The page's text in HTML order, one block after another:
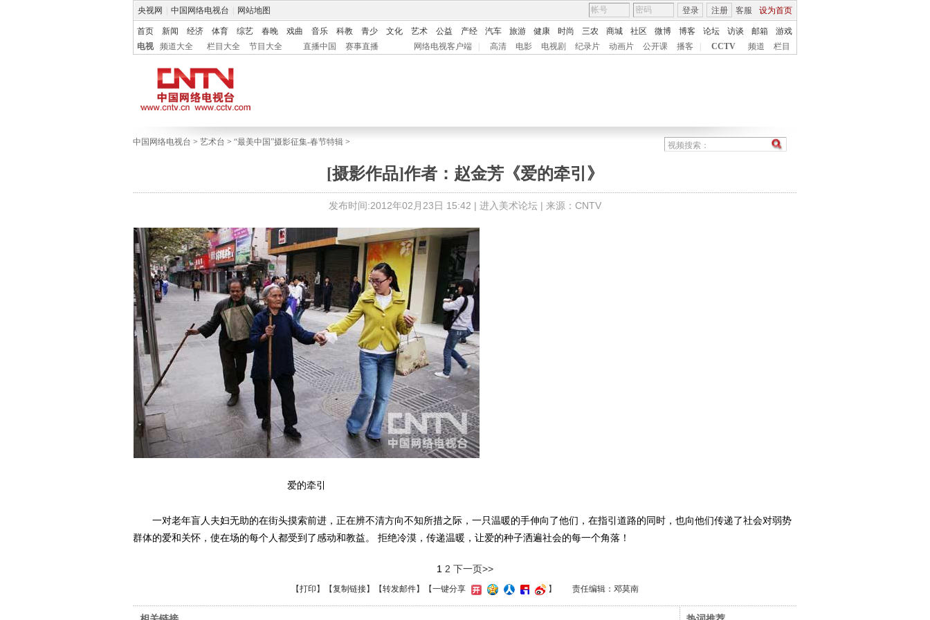
央视网 中国网络电视台 网站地图 客服 设为首页
登录 注册
首页 新闻 经济 体育 综艺 春晚 戏曲 音乐 科教 青少 文化 艺术 公益 产经 汽车 旅游 健康 时尚 三农 商城 社区 微博 博客 论坛 访谈 邮箱
游戏
电视
频道大全 栏目大全 节目大全 直播中国 赛事直播 网络电视客户端 高清 电影 电视剧 纪录片 动画片 公开课 播客 CCTV 频道 栏目
中国网络电视台 > 艺术台 > “最美中国”摄影征集-春节特辑 >
[摄影作品]作者：赵金芳《爱的牵引》
发布时间:2012年02月23日 15:42 | 进入美术论坛 | 来源：CNTV
爱的牵引
一对老年盲人夫妇无助的在街头摸索前进，正在辨不清方向不知所措之际，一只温暖的手伸向了他们，在指引道路的同时，也向他们传递了社会对弱势
群体的爱和关怀，使在场的每个人都受到了感动和教益。 拒绝冷漠，传递温暖，让爱的种子洒遍社会的每一个角落！
1 2 下一页>>
【打印 】【复制链接】【转发邮件】 【一键分享 】 责任编辑：邓莫南